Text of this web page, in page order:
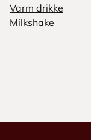
Varm drikke
Milkshake